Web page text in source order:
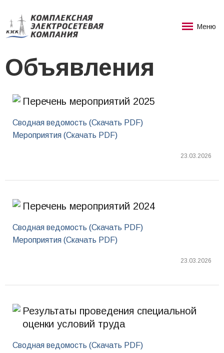
Меню
Объявления
Перечень мероприятий 2025
Сводная ведомость (Скачать PDF)
Мероприятия (Скачать PDF)
23.03.2026
Перечень мероприятий 2024
Сводная ведомость (Скачать PDF)
Мероприятия (Скачать PDF)
23.03.2026
Результаты проведения специальной
оценки условий труда
Сводная ведомость (Скачать PDF)